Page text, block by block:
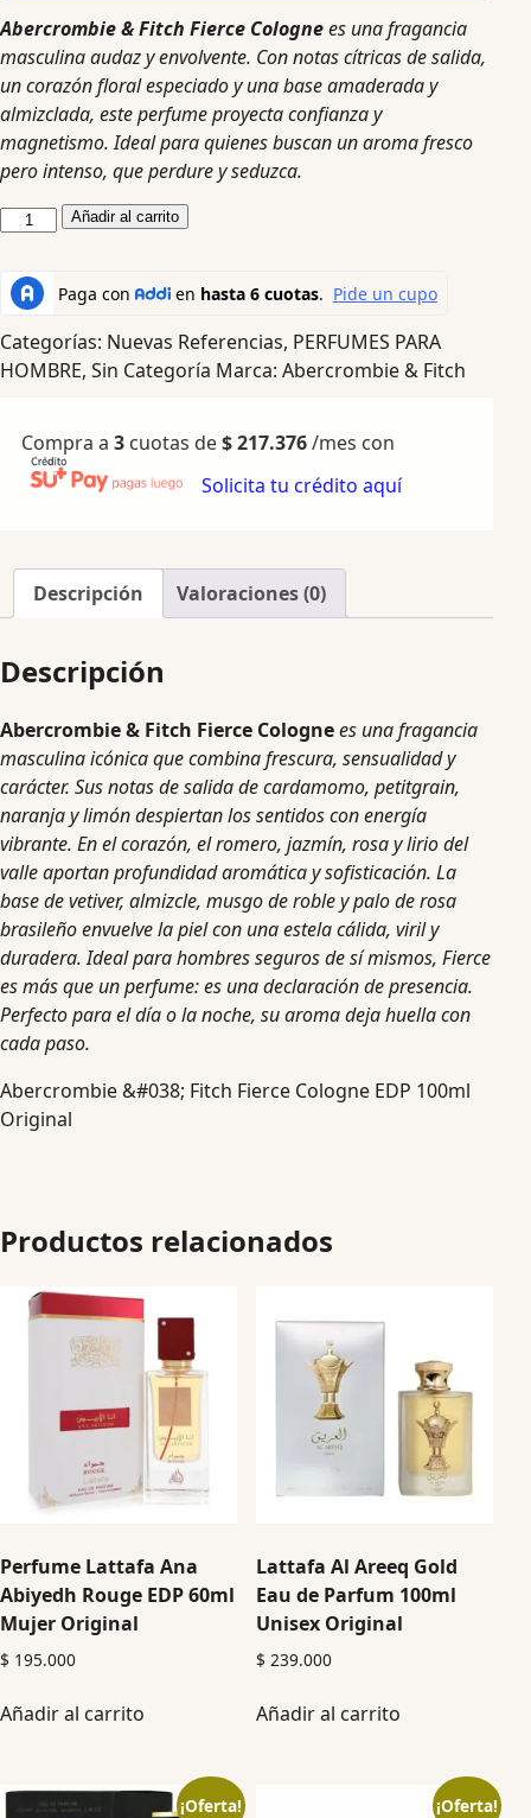
Abercrombie & Fitch Fierce Colognees una fragancia
masculina audaz y envolvente. Con notas cítricas de salida,
un corazón floral especiado y una base amaderada y
almizclada, este perfume proyecta confianza y
magnetismo. Ideal para quienes buscan un aroma fresco
pero intenso, que perdure y seduzca.
Añadir al carrito
Categorías: Nuevas Referencias, PERFUMES PARA
HOMBRE, Sin Categoría Marca: Abercrombie & Fitch
Compra a 3 cuotas de$217.376/mes con
Solicita tu crédito aquí
Descripción Valoraciones (0)
Descripción
Abercrombie & Fitch Fierce Colognees una fragancia
masculina icónica que combina frescura, sensualidad y
carácter. Sus notas de salida de cardamomo, petitgrain,
naranja y limón despiertan los sentidos con energía
vibrante. En el corazón, el romero, jazmín, rosa y lirio del
valle aportan profundidad aromática y sofisticación. La
base de vetiver, almizcle, musgo de roble y palo de rosa
brasileño envuelve la piel con una estela cálida, viril y
duradera. Ideal para hombres seguros de sí mismos, Fierce
es más que un perfume: es una declaración de presencia.
Perfecto para el día o la noche, su aroma deja huella con
cada paso.
Abercrombie &#038; Fitch Fierce Cologne EDP 100ml
Original
Productos relacionados
Perfume Lattafa Ana
Abiyedh Rouge EDP 60ml
Mujer Original
$ 195.000
Añadir al carrito
Lattafa Al Areeq Gold
Eau de Parfum 100ml
Unisex Original
$ 239.000
Añadir al carrito
¡Oferta! ¡Oferta!